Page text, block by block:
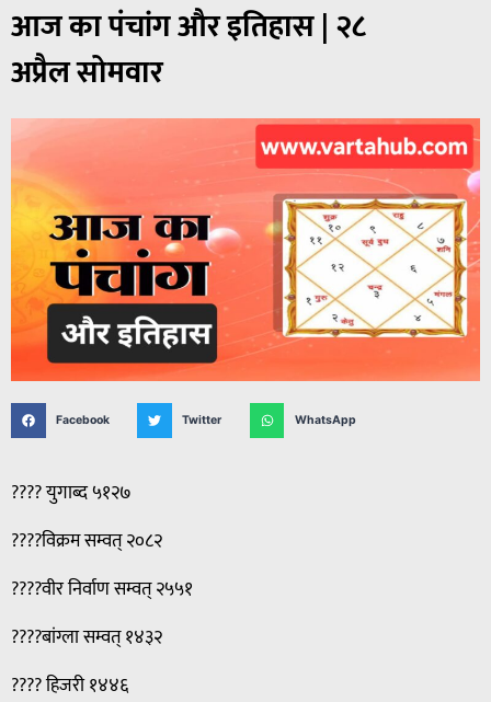
आज का पंचांग और इतिहास | २८
अप्रैल सोमवार
Facebook Twitter WhatsApp
???? युगाब्द ५१२७
????विक्रम सम्वत् २०८२
????वीर निर्वाण सम्वत् २५५१
????बांग्ला सम्वत् १४३२
???? हिजरी १४४६